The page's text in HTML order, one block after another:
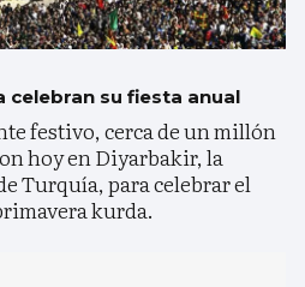
celebran su fiesta anual
festivo, cerca de un millón
hoy en Diyarbakir, la
Turquía, para celebrar el
kurda.